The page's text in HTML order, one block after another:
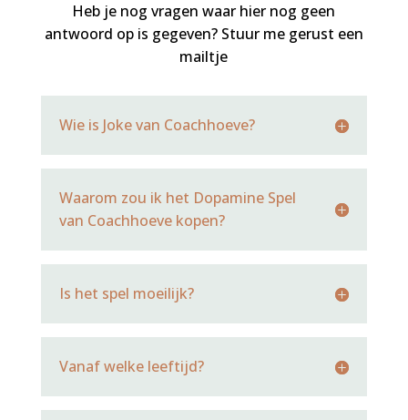
Heb je nog vragen waar hier nog geen
antwoord op is gegeven? Stuur me gerust een
mailtje
Wie is Joke van Coachhoeve?
Waarom zou ik het Dopamine Spel
van Coachhoeve kopen?
Is het spel moeilijk?
Vanaf welke leeftijd?